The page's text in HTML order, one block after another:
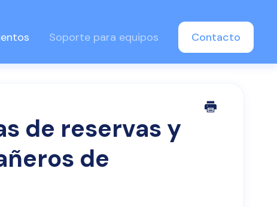
Soporte para equipos Contacto
de reservas y
de